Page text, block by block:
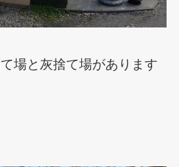
場と灰捨て場があります